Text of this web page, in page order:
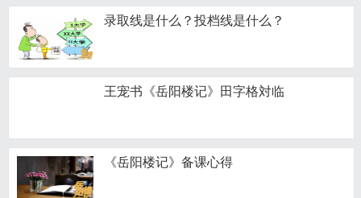
录取线是什么？投档线是什么？
王宠书《岳阳楼记》田字格対临
《岳阳楼记》备课心得